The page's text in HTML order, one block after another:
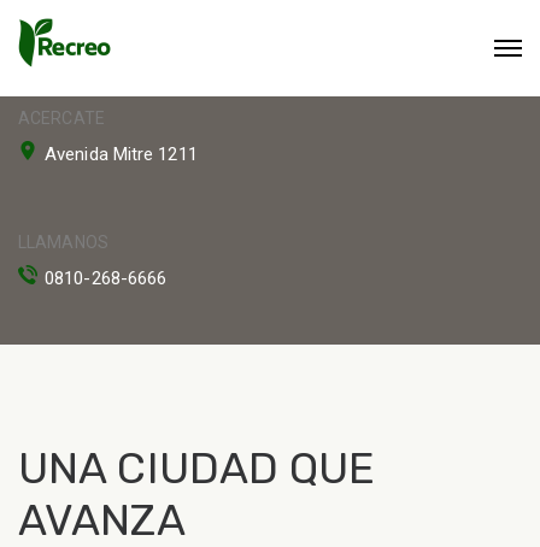
ACERCATE
Avenida Mitre 1211
LLAMANOS
0810-268-6666
UNA CIUDAD QUE
AVANZA